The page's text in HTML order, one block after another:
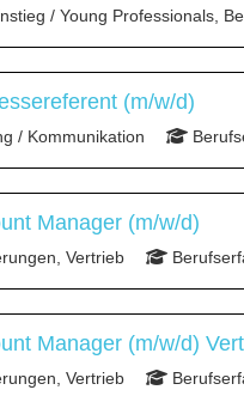
/ Young Professionals,
(m/w/d)
/ Kommunikation
Manager (m/w/d)
Vertrieb
Manager (m/w/d)
Vertrieb